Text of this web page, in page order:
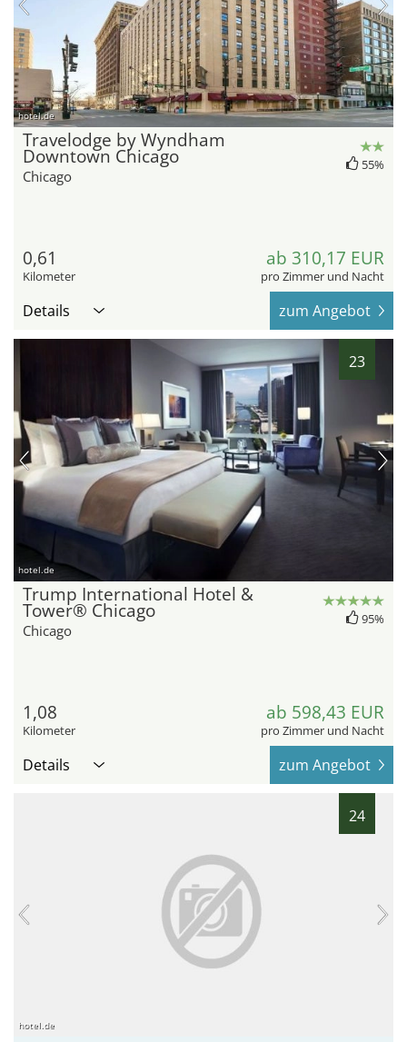
hotel.de
Travelodge by Wyndham
Downtown Chicago
Chicago
55%
0,61
Kilometer
ab 310,17 EUR
pro Zimmer und Nacht
Details zum Angebot
23
hotel.de
Trump International Hotel &
Tower® Chicago
Chicago
95%
1,08
Kilometer
ab 598,43 EUR
pro Zimmer und Nacht
Details zum Angebot
24
hotel.de